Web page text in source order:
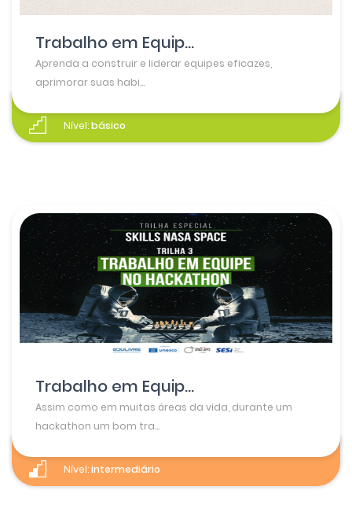
Trabalho em Equip...
Aprenda a construir e liderar equipes eficazes,
aprimorar suas habi...
Nível:básico
Trabalho em Equip...
Assim como em muitas áreas da vida, durante um
hackathon um bom tra...
Nível:intermediário